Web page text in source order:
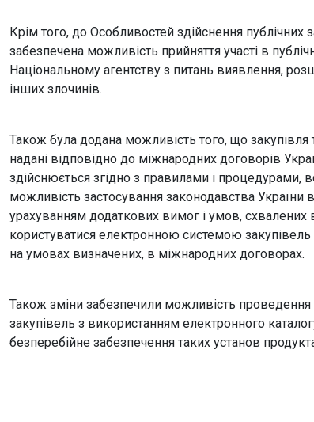
Крім того, до Особливостей здійснення
забезпечена можливість прийняття участі в
Національному агентству з питань виявлення,
інших злочинів.
Також була додана можливість того, що закупівля
надані відповідно до міжнародних договорів
здійснюється згідно з правилами і процедурами,
можливість застосування законодавства України
урахуванням додаткових вимог і умов,
користуватися електронною системою закупівель
на умовах визначених, в міжнародних договорах.
Також зміни забезпечили можливість
закупівель з використанням електронного
безперебійне забезпечення таких установ